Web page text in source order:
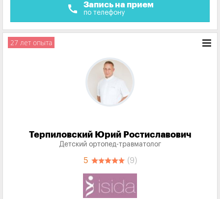
call Запись на прием
по телефону
27 лет опыта
Терпиловский Юрий Ростиславович
Детский ортопед-травматолог
5 (9)